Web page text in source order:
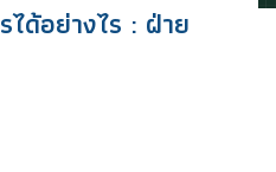
ได้อย่างไร : ฝ่าย